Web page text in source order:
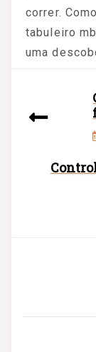
correr.
tabuleiro
uma